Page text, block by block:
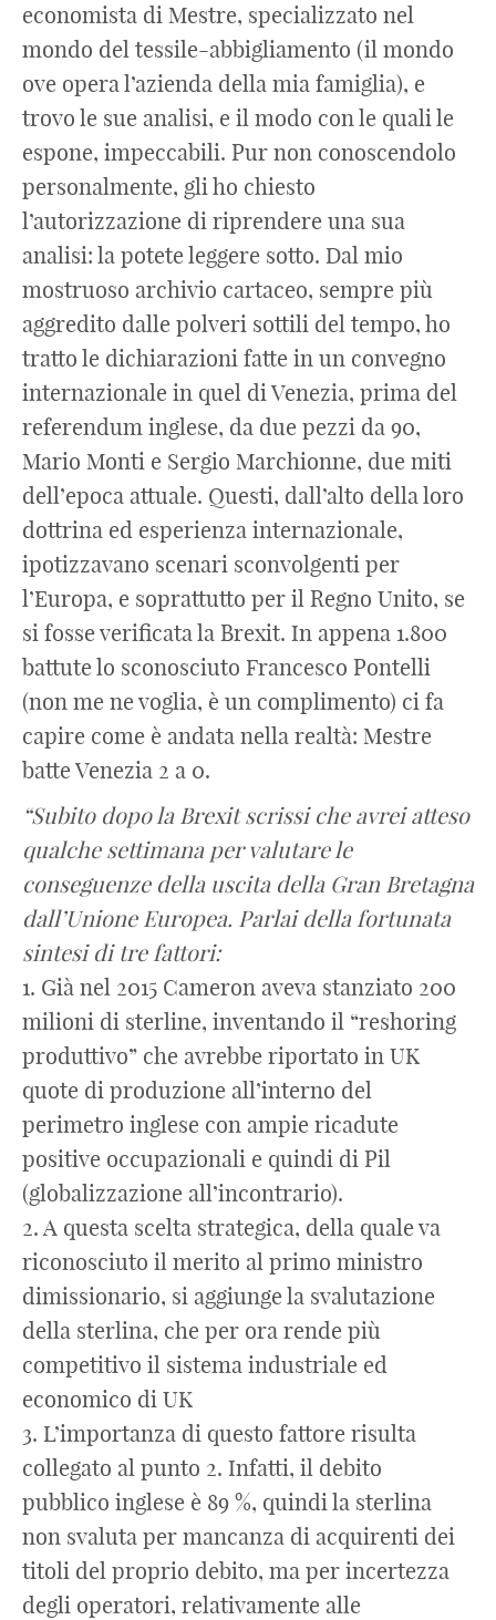
economista di Mestre, specializzato nel
mondo del tessile-abbigliamento (il mondo
ove opera l’azienda della mia famiglia), e
trovo le sue analisi, e il modo con le quali le
espone, impeccabili. Pur non conoscendolo
personalmente, gli ho chiesto
l’autorizzazione di riprendere una sua
analisi: la potete leggere sotto. Dal mio
mostruoso archivio cartaceo, sempre più
aggredito dalle polveri sottili del tempo, ho
tratto le dichiarazioni fatte in un convegno
internazionale in quel di Venezia, prima del
referendum inglese, da due pezzi da 90,
Mario Monti e Sergio Marchionne, due miti
dell’epoca attuale. Questi, dall’alto della loro
dottrina ed esperienza internazionale,
ipotizzavano scenari sconvolgenti per
l’Europa, e soprattutto per il Regno Unito, se
si fosse verificata la Brexit. In appena 1.800
battute lo sconosciuto Francesco Pontelli
(non me ne voglia, è un complimento) ci fa
capire come è andata nella realtà: Mestre
batte Venezia 2 a 0.
“Subito dopo la Brexit scrissi che avrei atteso
qualche settimana per valutare le
conseguenze della uscita della Gran Bretagna
dall’Unione Europea. Parlai della fortunata
sintesi di tre fattori:
1. Già nel 2015 Cameron aveva stanziato 200
milioni di sterline, inventando il “reshoring
produttivo” che avrebbe riportato in UK
quote di produzione all’interno del
perimetro inglese con ampie ricadute
positive occupazionali e quindi di Pil
(globalizzazione all’incontrario).
2. A questa scelta strategica, della quale va
riconosciuto il merito al primo ministro
dimissionario, si aggiunge la svalutazione
della sterlina, che per ora rende più
competitivo il sistema industriale ed
economico di UK
3. L’importanza di questo fattore risulta
collegato al punto 2. Infatti, il debito
pubblico inglese è 89 %, quindi la sterlina
non svaluta per mancanza di acquirenti dei
titoli del proprio debito, ma per incertezza
degli operatori, relativamente alle